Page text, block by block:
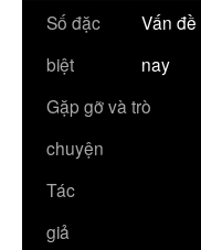
Số đặc
biệt
Vấn đề
nay
Gặp gỡ và trò
chuyện
Tác
giả